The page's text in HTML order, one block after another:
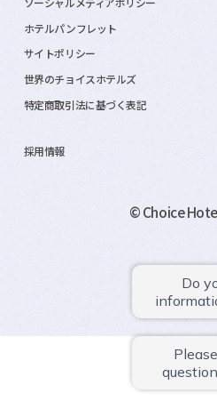
ホテルパンフレット
サイトポリシー
世界のチョイスホテルズ
特定商取引法に基づく表記
採用情報
© Choice